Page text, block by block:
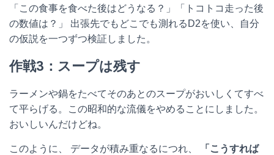
「この食事を食べた後はどうなる？」「トコトコ走った後
の数値は？」 出張先でもどこでも測れるD2を使い、自分
の仮説を一つずつ検証しました。
作戦3：スープは残す
ラーメンや鍋をたべてそのあとのスープがおいしくてすべ
て平らげる。この昭和的な流儀をやめることにしました。
おいしいんだけどね。
このように、 データが積み重なるにつれ、
「こうすれば